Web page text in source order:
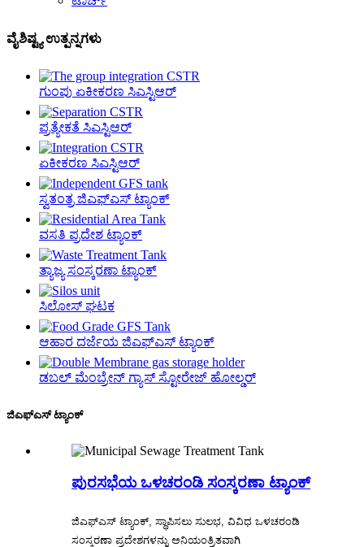
ವೈಶಿಷ್ಟ್ಯ ಉತ್ಪನ್ನಗಳು
ಗುಂಪು ಏಕೀಕರಣ ಸಿಎಸ್ಟಿಆರ್
ಪ್ರತ್ಯೇಕತೆ ಸಿಎಸ್ಟಿಆರ್
ಏಕೀಕರಣ ಸಿಎಸ್ಟಿಆರ್
ಸ್ವತಂತ್ರ ಜಿಎಫ್‌ಎಸ್ ಟ್ಯಾಂಕ್
ವಸತಿ ಪ್ರದೇಶ ಟ್ಯಾಂಕ್
ತ್ಯಾಜ್ಯ ಸಂಸ್ಕರಣಾ ಟ್ಯಾಂಕ್
ಸಿಲೋಸ್ ಘಟಕ
ಆಹಾರ ದರ್ಜೆಯ ಜಿಎಫ್‌ಎಸ್ ಟ್ಯಾಂಕ್
ಡಬಲ್ ಮೆಂಬ್ರೇನ್ ಗ್ಯಾಸ್ ಸ್ಟೋರೇಜ್ ಹೋಲ್ಡರ್
ಜಿಎಫ್‌ಎಸ್ ಟ್ಯಾಂಕ್
ಪುರಸಭೆಯ ಒಳಚರಂಡಿ ಸಂಸ್ಕರಣಾ ಟ್ಯಾಂಕ್
ಜಿಎಫ್ಎಸ್ ಟ್ಯಾಂಕ್, ಸ್ಥಾಪಿಸಲು ಸುಲಭ, ವಿವಿಧ ಒಳಚರಂಡಿ
ಸಂಸ್ಕರಣಾ ಪ್ರದೇಶಗಳನ್ನು ಅನಿಯಂತ್ರಿತವಾಗಿ